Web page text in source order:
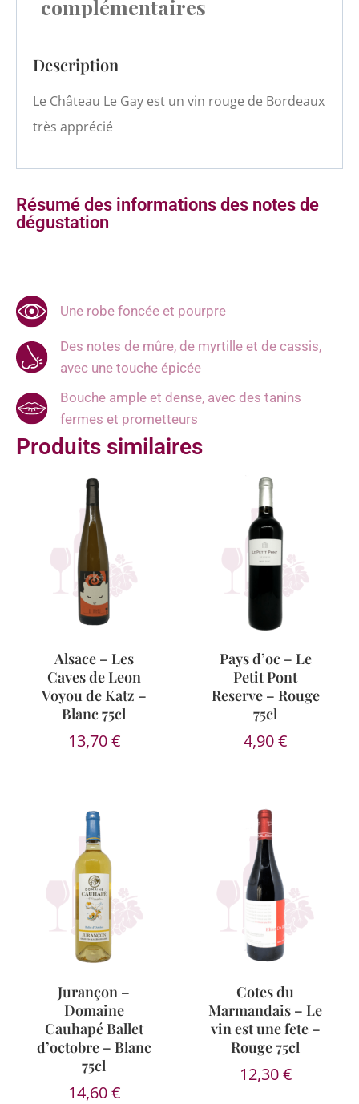
complémentaires
Description
Le Château Le Gay est un vin rouge de Bordeaux
très apprécié
Résumé des informations des notes de
dégustation
Une robe foncée et pourpre
Des notes de mûre, de myrtille et de cassis,
avec une touche épicée
Bouche ample et dense, avec des tanins
fermes et prometteurs
Produits similaires
Alsace – Les
Caves de Leon
Voyou de Katz –
Blanc 75cl
13,70€
Pays d’oc – Le
Petit Pont
Reserve – Rouge
75cl
4,90€
Jurançon –
Domaine
Cauhapé Ballet
d’octobre – Blanc
75cl
14,60€
Cotes du
Marmandais – Le
vin est une fete –
Rouge 75cl
12,30€